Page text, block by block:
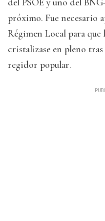
del PSOE y uno del
próximo. Fue necesario
Régimen Local para
cristalizase en pleno
regidor popular.